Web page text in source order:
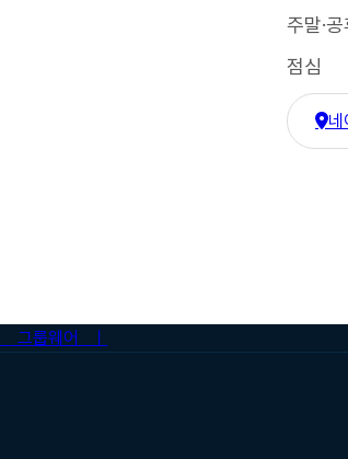
주말·
점심
네
한
그룹웨어 ㅣ